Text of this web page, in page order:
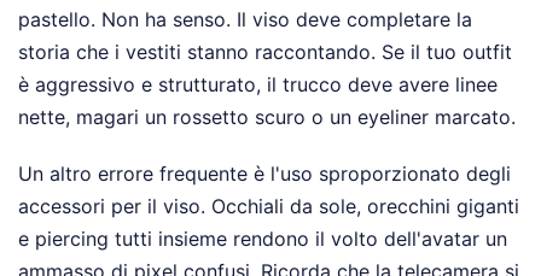
pastello. Non ha senso. Il viso deve completare la
storia che i vestiti stanno raccontando. Se il tuo outfit
è aggressivo e strutturato, il trucco deve avere linee
nette, magari un rossetto scuro o un eyeliner marcato.
Un altro errore frequente è l'uso sproporzionato degli
accessori per il viso. Occhiali da sole, orecchini giganti
e piercing tutti insieme rendono il volto dell'avatar un
ammasso di pixel confusi. Ricorda che la telecamera si